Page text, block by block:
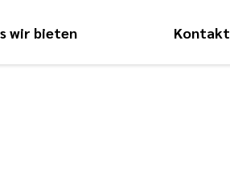
wir bieten Kontakt